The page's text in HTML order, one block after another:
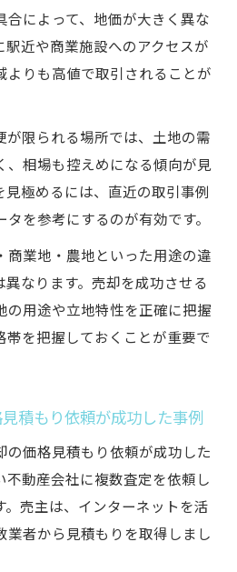
合によって、地価が大きく異な
駅近や商業施設へのアクセスが
よりも高値で取引されることが
が限られる場所では、土地の需
、相場も控えめになる傾向が見
見極めるには、直近の取引事例
を参考にするのが有効です。
商業地・農地といった用途の違
異なります。売却を成功させる
の用途や立地特性を正確に把握
帯を把握しておくことが重要で
積もり依頼が成功した事例
の価格見積もり依頼が成功した
不動産会社に複数査定を依頼し
。売主は、インターネットを活
業者から見積もりを取得しまし